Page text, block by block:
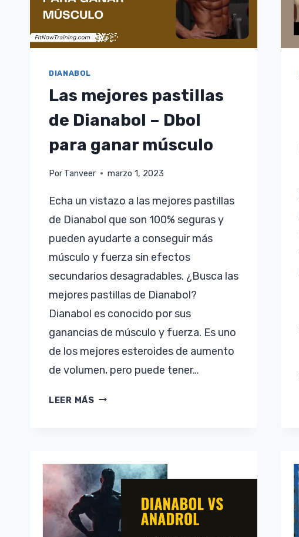
DIANABOL
Las mejores pastillas
de Dianabol – Dbol
para ganar músculo
Por Tanveer marzo 1, 2023
Echa un vistazo a las mejores pastillas
de Dianabol que son 100% seguras y
pueden ayudarte a conseguir más
músculo y fuerza sin efectos
secundarios desagradables. ¿Busca las
mejores pastillas de Dianabol?
Dianabol es conocido por sus
ganancias de músculo y fuerza. Es uno
de los mejores esteroides de aumento
de volumen, pero puede tener…
LEER MÁS LAS
DBOL
PARA
GANAR
MÚSCULO